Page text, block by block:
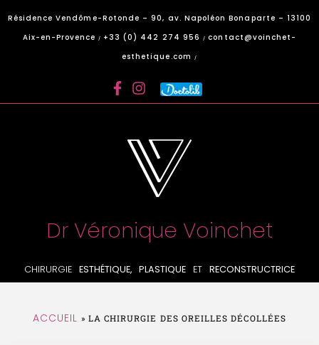
Résidence Vendôme-Rotonde – 90, av. Napoléon Bonaparte – 13100
Aix-en-Provence
/ +33 (0) 442 274 956/contact@voinchet-
esthetique.com
/
Dr Véronique Voinchet
CHIRURGIE ESTHÉTIQUE, PLASTIQUE ET RECONSTRUCTRICE
ACCUEIL » LA CHIRURGIE DES OREILLES DÉCOLLÉES